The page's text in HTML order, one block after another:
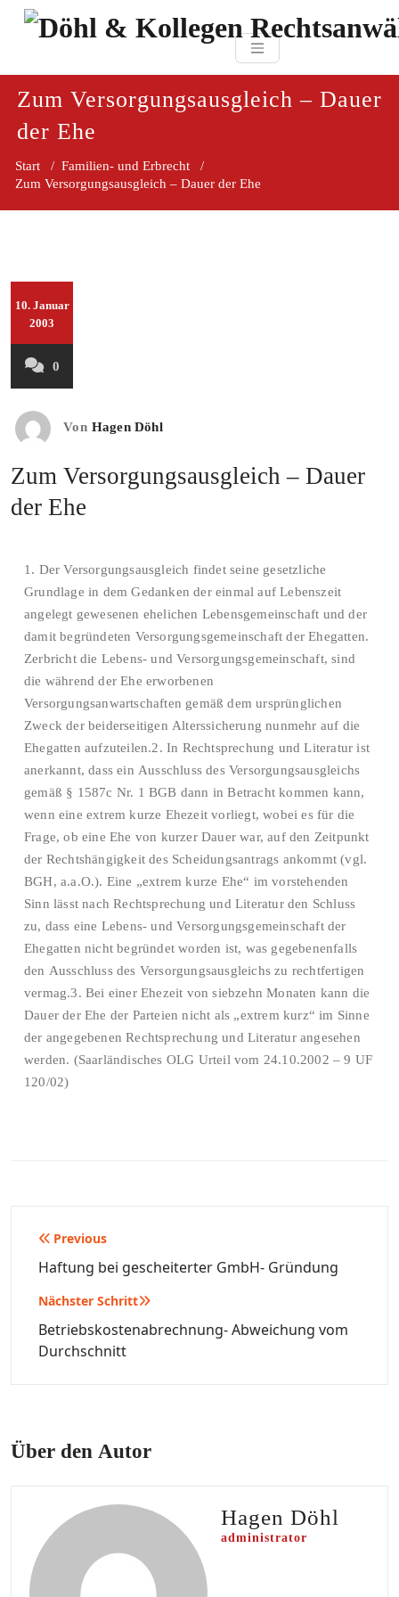
Zum
Döhl & Kollegen
Zum Versorgungsausgleich – Dauer
der Ehe
Start / Familien- und Erbrecht /
Zum Versorgungsausgleich – Dauer der Ehe
10. Januar
2003
0
Von Hagen Döhl
Zum Versorgungsausgleich – Dauer
der Ehe
1. Der Versorgungsausgleich findet seine gesetzliche
Grundlage in dem Gedanken der einmal auf Lebenszeit
angelegt gewesenen ehelichen Lebensgemeinschaft und der
damit begründeten Versorgungsgemeinschaft der Ehegatten.
Zerbricht die Lebens- und Versorgungsgemeinschaft, sind
die während der Ehe erworbenen
Versorgungsanwartschaften gemäß dem ursprünglichen
Zweck der beiderseitigen Alterssicherung nunmehr auf die
Ehegatten aufzuteilen.2. In Rechtsprechung und Literatur ist
anerkannt, dass ein Ausschluss des Versorgungsausgleichs
gemäß § 1587c Nr. 1 BGB dann in Betracht kommen kann,
wenn eine extrem kurze Ehezeit vorliegt, wobei es für die
Frage, ob eine Ehe von kurzer Dauer war, auf den Zeitpunkt
der Rechtshängigkeit des Scheidungsantrags ankommt (vgl.
BGH, a.a.O.). Eine „extrem kurze Ehe“ im vorstehenden
Sinn lässt nach Rechtsprechung und Literatur den Schluss
zu, dass eine Lebens- und Versorgungsgemeinschaft der
Ehegatten nicht begründet worden ist, was gegebenenfalls
den Ausschluss des Versorgungsausgleichs zu rechtfertigen
vermag.3. Bei einer Ehezeit von siebzehn Monaten kann die
Dauer der Ehe der Parteien nicht als „extrem kurz“ im Sinne
der angegebenen Rechtsprechung und Literatur angesehen
werden. (Saarländisches OLG Urteil vom 24.10.2002 – 9 UF
120/02)
Beitragsnavigation
Previous
Haftung bei gescheiterter GmbH- Gründung
Nächster Schritt
Betriebskostenabrechnung- Abweichung vom
Durchschnitt
Über den Autor
Hagen Döhl
administrator